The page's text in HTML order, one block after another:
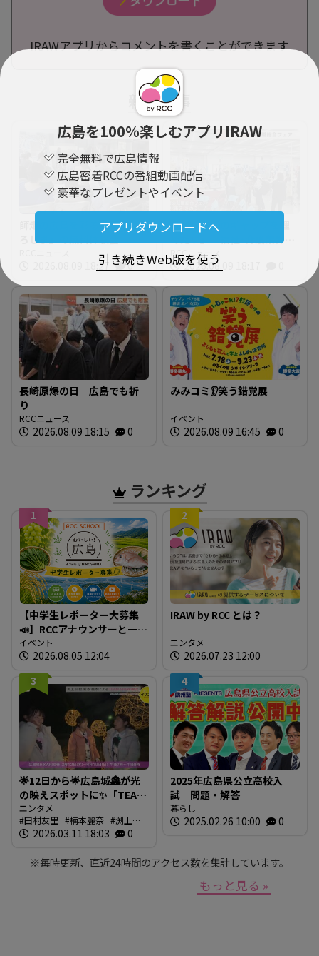
広島を100％楽しむアプリIRAW
完全無料で広島情報
広島密着RCCの番組動画配信
豪華なプレゼントやイベント
アプリダウンロードへ
引き続きWeb版を使う
IRAWアプリからコメントを書くことができます
新着記事
師走の広島を彩る「第九ひ
ろしま」の無料体験会 指
揮者に沼尻竜典さん迎え
今年は12月20日に開催
2026.08.09 18:27 0
「イメージのギャップを埋
めたい」 福祉･介護業界と
求職者つなぐ 福祉の就職
総合フェア 広島
RCCニュース
2026.08.09 18:17
長崎原爆の日 広島でも祈
り
RCCニュース
2026.08.09 18:15 0
みみコミ👂笑う錯覚展
イベント
2026.08.09 16:45 0
ランキング
1
【中学生レポーター大募集
📣】RCCアナウンサーと一緒
に「広島の食」の現場を取
材しよう！
イベント
2026.08.05 12:04
2
IRAW by RCC とは？
エンタメ
2026.07.23 12:00
3
🌟12日から🌟広島城🏯が光
の映えスポットに✨「TEAM
SHIRO」始動
❗【BUTSUBUTSU2】
エンタメ
田村友里
楠本麗奈
渕上沙
紀
新本穂乃佳 イマナマ
2026.03.11 18:03 0
4
2025年広島県公立高校入
試 問題・解答
暮らし
2025.02.26 10:00 0
※毎時更新、直近24時間のアクセス数を集計しています。
もっと見る »